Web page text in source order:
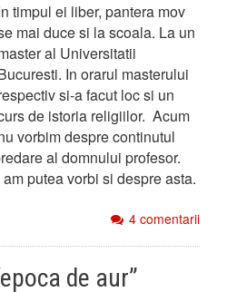
timpul ei liber, pantera mov
mai duce si la scoala. La un
al Universitatii
In orarul masterului
si-a facut loc si un
de istoria religiilor. Acum
vorbim despre continutul
al domnului profesor.
putea vorbi si despre asta.
4 comentarii
de aur”